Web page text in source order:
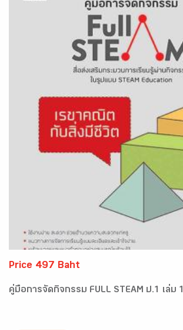
Price 497 Baht
คู่มือการจัดกิจกรรม FULL STEAM ป.1 เล่ม 1